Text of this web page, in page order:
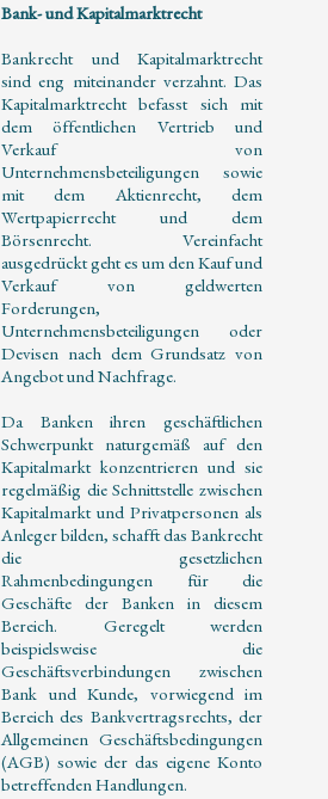
Bank- und Kapitalmarktrecht
Bankrecht und Kapitalmarktrecht
sind eng miteinander verzahnt. Das
Kapitalmarktrecht befasst sich mit
dem öffentlichen Vertrieb und
Verkauf von
Unternehmensbeteiligungen sowie
mit dem Aktienrecht, dem
Wertpapierrecht und dem
Börsenrecht. Vereinfacht
ausgedrückt geht es um den Kauf und
Verkauf von geldwerten
Forderungen,
Unternehmensbeteiligungen oder
Devisen nach dem Grundsatz von
Angebot und Nachfrage.
Da Banken ihren geschäftlichen
Schwerpunkt naturgemäß auf den
Kapitalmarkt konzentrieren und sie
regelmäßig die Schnittstelle zwischen
Kapitalmarkt und Privatpersonen als
Anleger bilden, schafft das Bankrecht
die gesetzlichen
Rahmenbedingungen für die
Geschäfte der Banken in diesem
Bereich. Geregelt werden
beispielsweise die
Geschäftsverbindungen zwischen
Bank und Kunde, vorwiegend im
Bereich des Bankvertragsrechts, der
Allgemeinen Geschäftsbedingungen
(AGB) sowie der das eigene Konto
betreffenden Handlungen.